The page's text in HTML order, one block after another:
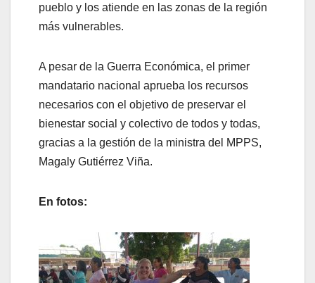
pueblo y los atiende en las zonas de la región
más vulnerables.
A pesar de la Guerra Económica, el primer
mandatario nacional aprueba los recursos
necesarios con el objetivo de preservar el
bienestar social y colectivo de todos y todas,
gracias a la gestión de la ministra del MPPS,
Magaly Gutiérrez Viña.
En fotos: